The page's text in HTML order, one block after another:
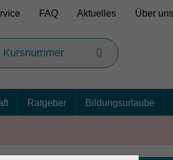
FAQ Aktuelles Über uns
Ratgeber Bildungsurlaube